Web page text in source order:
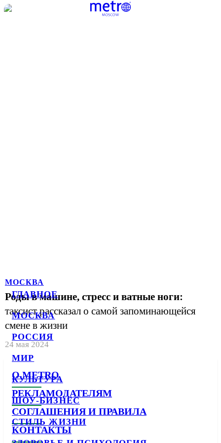
ГЛАВНОЕ
МОСКВА
РОССИЯ
МИР
КУЛЬТУРА
ШОУ-БИЗНЕС
СТИЛЬ ЖИЗНИ
МОСКВА
Роды в машине, стресс и ватные ноги:
таксист рассказал о самой запоминающейся
смене в жизни
24 мая 2024
О METRO
РЕКЛАМОДАТЕЛЯМ
СОГЛАШЕНИЯ И ПРАВИЛА
КОНТАКТЫ